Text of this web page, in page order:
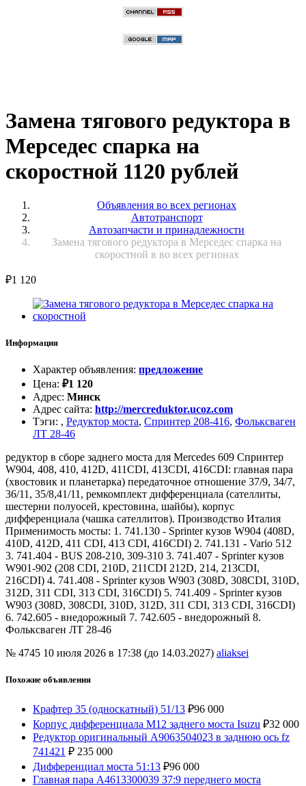
Замена тягового редуктора в
Мерседес спарка на
скоростной 1120 рублей
Объявления во всех регионах
Автотранспорт
Автозапчасти и принадлежности
Замена тягового редуктора в Мерседес спарка на
скоростной в во всех регионах
₽1 120
Информация
Характер объявления: предложение
Цена: ₽1 120
Адрес: Минск
Адрес сайта: http://mercreduktor.ucoz.com
Тэги: , Редуктор моста, Спринтер 208-416, Фольксваген
ЛТ 28-46
редуктор в сборе заднего моста для Mercedes 609 Спринтер
W904, 408, 410, 412D, 411CDI, 413CDI, 416CDI: главная пара
(хвостовик и планетарка) передаточное отношение 37/9, 34/7,
36/11, 35/8,41/11, ремкомплект дифференциала (сателлиты,
шестерни полуосей, крестовина, шайбы), корпус
дифференциала (чашка сателлитов). Производство Италия
Применимость мосты: 1. 741.130 - Sprinter кузов W904 (408D,
410D, 412D, 411 CDI, 413 CDI, 416CDI) 2. 741.131 - Vario 512
3. 741.404 - BUS 208-210, 309-310 3. 741.407 - Sprinter кузов
W901-902 (208 CDI, 210D, 211CDI 212D, 214, 213CDI,
216CDI) 4. 741.408 - Sprinter кузов W903 (308D, 308CDI, 310D,
312D, 311 CDI, 313 CDI, 316CDI) 5. 741.409 - Sprinter кузов
W903 (308D, 308CDI, 310D, 312D, 311 CDI, 313 CDI, 316CDI)
6. 742.605 - внедорожный 7. 742.605 - внедорожный 8.
Фольксваген ЛТ 28-46
№ 4745 10 июля 2026 в 17:38 (до 14.03.2027) aliaksei
Похожие объявления
Крафтер 35 (односкатный) 51/13 ₽96 000
Корпус дифференциала М12 заднего моста Isuzu ₽32 000
Редуктор оригинальный A9063504023 в заднюю ось fz
741421 ₽ 235 000
Дифференциал моста 51:13 ₽96 000
Главная пара A4613300039 37:9 переднего моста